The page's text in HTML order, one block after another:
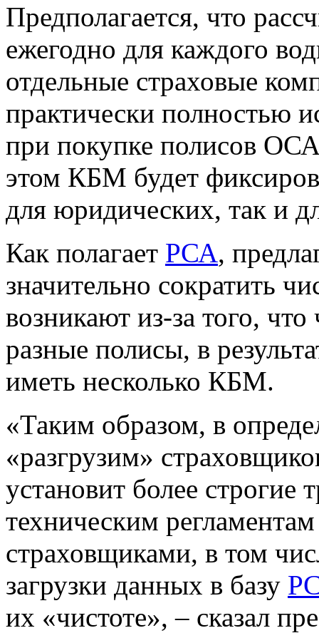
Предполагается, что
ежегодно для каждого
отдельные страховые
практически полностью
при покупке полисов
этом КБМ будет
для юридических, так и
Как полагает РСА,
значительно сократить
возникают из-за того,
разные полисы, в
иметь несколько КБМ.
«Таким образом, в
«разгрузим»
установит более строгие
техническим
страховщиками, в том
загрузки данных в базу
их «чистоте», – сказал